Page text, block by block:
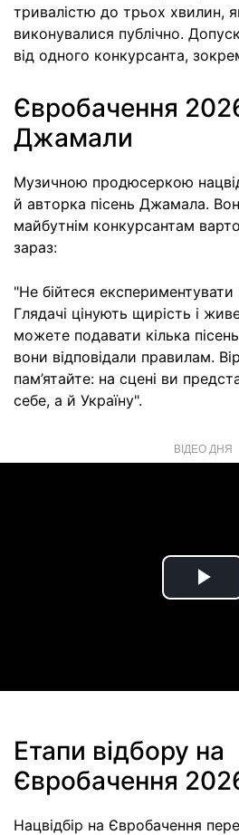
тривалістю до трьох хвилин,
виконувалися публічно.
від одного конкурсанта,
Євробачення
Джамали
Музичною продюсеркою
й авторка пісень Джамала.
майбутнім конкурсантам
зараз:
"Не бійтеся
Глядачі цінують щирість і
можете подавати кілька
вони відповідали правилам.
пам’ятайте: на сцені ви
себе, а й Україну".
ВІДЕО ДНЯ
Етапи відбору на
Євробачення
Нацвідбір на Євробачення